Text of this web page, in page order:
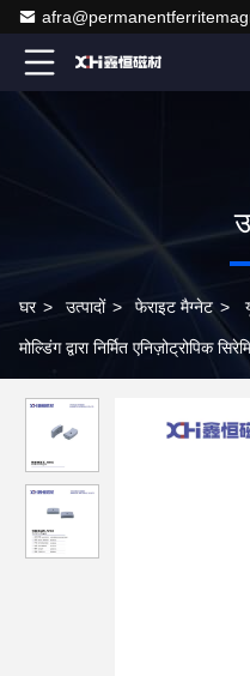
घर > उत्पादों > फेराइट मैग्नेट >
मोल्डिंग द्वारा निर्मित एनिज़ोट्रोपिक